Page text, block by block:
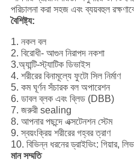
পরিচালনা করা সহজ এবং ব্যয়বহুল
বৈশিষ্ট্য:
1. নকল বল
2. বিরোধী- আগুন নিরাপদ নকশা
3.অ্যান্টি-স্ট্যাটিক ডিভাইস
4. শরীরের বিনামূল্যে ফুটো সিল নির্মাণ
5. কম ঘূর্ণন সঁচারক বল অপারেশন
6. ডাবল ব্লক এবং ব্লিড (DBB)
7. জরুরী sealing
8. আপনার পছন্দে এক্সটেনশন স্টেম
9. স্বয়ংক্রিয় শরীরের গহ্বর ত্রাণ
10. বিভিন্ন ধরনের ড্রাইভিং: গিয়ার,
মান সম্মতি